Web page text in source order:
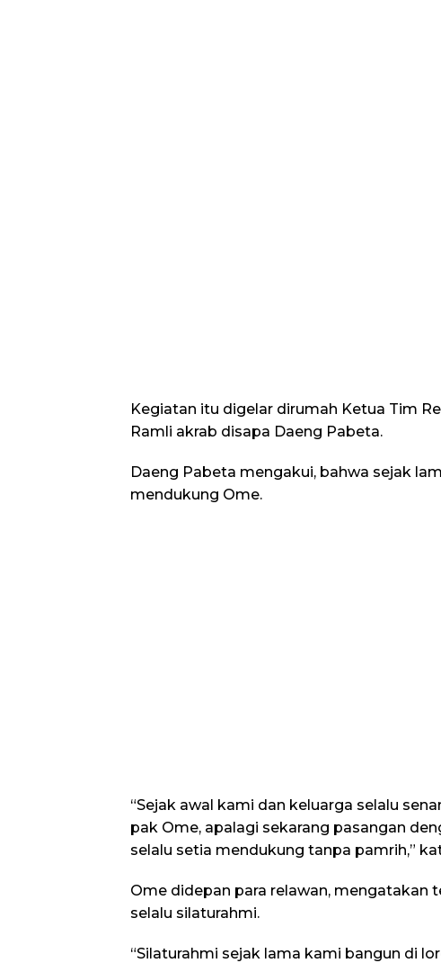
Kegiatan itu digelar dirumah Ketua Tim
Ramli akrab disapa Daeng Pabeta.
Daeng Pabeta mengakui, bahwa sejak
mendukung Ome.
“Sejak awal kami dan keluarga selalu
pak Ome, apalagi sekarang pasangan
selalu setia mendukung tanpa pamrih,”
Ome didepan para relawan, mengatakan
selalu silaturahmi.
“Silaturahmi sejak lama kami bangun di